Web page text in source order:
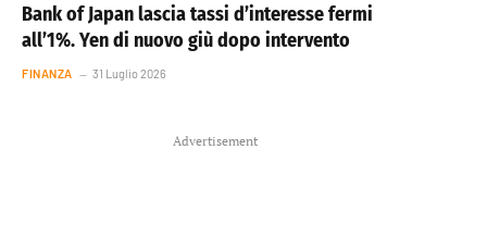
Bank of Japan lascia tassi d’interesse fermi
all’1%. Yen di nuovo giù dopo intervento
FINANZA 31 Luglio 2026
Advertisement